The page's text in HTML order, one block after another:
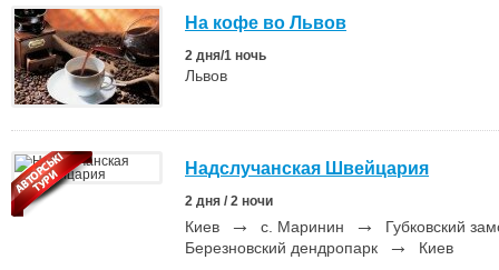
На кофе во Львов
2 дня/1 ночь
Львов
Надслучанская Швейцария
2 дня / 2 ночи
Киев → с. Маринин →
Губковский
Березновский дендропарк
→ Киев